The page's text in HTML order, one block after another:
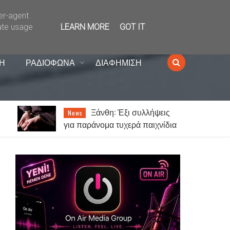
ΡΑΔΙΟΦΩΝΑ ΔΙΑΦΗΜΙΣΗ
News
Ξάνθη: Έξι συλλήψεις
για παράνομα τυχερά παιχνίδια
agent
usage
LEARN MORE GOT IT